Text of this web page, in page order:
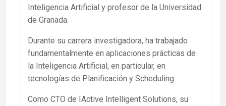
Inteligencia Artificial y profesor de la Universidad
de Granada.
Durante su carrera investigadora, ha trabajado
fundamentalmente en aplicaciones prácticas de
la Inteligencia Artificial, en particular, en
tecnologías de Planificación y Scheduling.
Como CTO de IActive Intelligent Solutions, su